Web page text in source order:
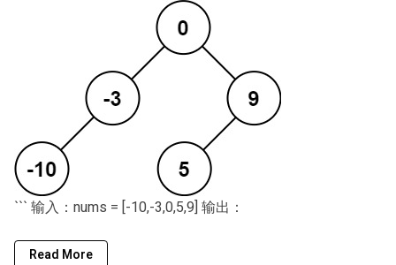
``` 输入：nums = [-10,-3,0,5,9] 输出：
Read More